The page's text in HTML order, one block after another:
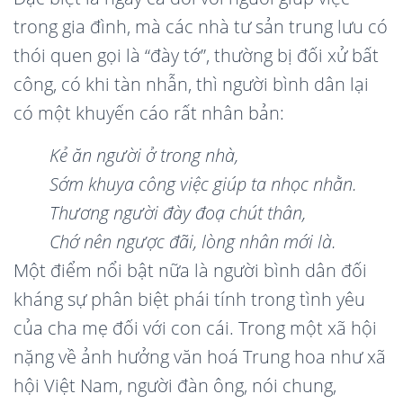
trong gia đình, mà các nhà tư sản trung lưu có
thói quen gọi là “đày tớ”, thường bị đối xử bất
công, có khi tàn nhẫn, thì người bình dân lại
có một khuyến cáo rất nhân bản:
Kẻ ăn người ở trong nhà,
Sớm khuya công việc giúp ta nhọc nhằn.
Thương người đày đoạ chút thân,
Chớ nên ngược đãi, lòng nhân mới là.
Một điểm nổi bật nữa là người bình dân đối
kháng sự phân biệt phái tính trong tình yêu
của cha mẹ đối với con cái. Trong một xã hội
nặng về ảnh hưởng văn hoá Trung hoa như xã
hội Việt Nam, người đàn ông, nói chung,